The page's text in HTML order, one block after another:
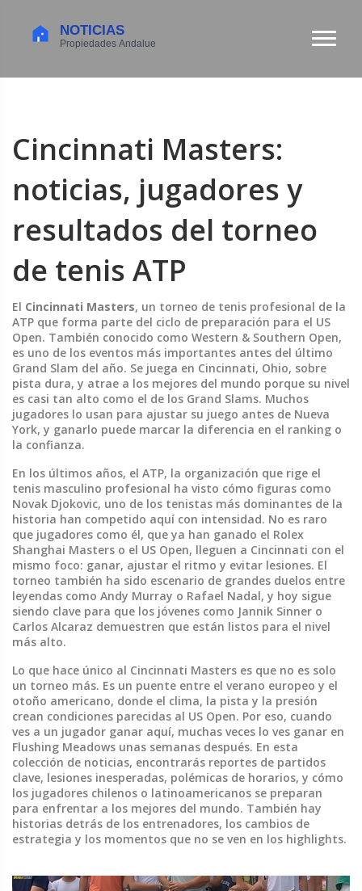
Cincinnati Masters:
noticias, jugadores y
resultados del torneo
de tenis ATP
El Cincinnati Masters, un torneo de tenis profesional de la
ATP que forma parte del ciclo de preparación para el US
Open. También conocido como Western & Southern Open,
es uno de los eventos más importantes antes del último
Grand Slam del año. Se juega en Cincinnati, Ohio, sobre
pista dura, y atrae a los mejores del mundo porque su nivel
es casi tan alto como el de los Grand Slams. Muchos
jugadores lo usan para ajustar su juego antes de Nueva
York, y ganarlo puede marcar la diferencia en el ranking o
la confianza.
En los últimos años, el ATP, la organización que rige el
tenis masculino profesional ha visto cómo figuras como
Novak Djokovic, uno de los tenistas más dominantes de la
historia han competido aquí con intensidad. No es raro
que jugadores como él, que ya han ganado el Rolex
Shanghai Masters o el US Open, lleguen a Cincinnati con el
mismo foco: ganar, ajustar el ritmo y evitar lesiones. El
torneo también ha sido escenario de grandes duelos entre
leyendas como Andy Murray o Rafael Nadal, y hoy sigue
siendo clave para que los jóvenes como Jannik Sinner o
Carlos Alcaraz demuestren que están listos para el nivel
más alto.
Lo que hace único al Cincinnati Masters es que no es solo
un torneo más. Es un puente entre el verano europeo y el
otoño americano, donde el clima, la pista y la presión
crean condiciones parecidas al US Open. Por eso, cuando
ves a un jugador ganar aquí, muchas veces lo ves ganar en
Flushing Meadows unas semanas después. En esta
colección de noticias, encontrarás reportes de partidos
clave, lesiones inesperadas, polémicas de horarios, y cómo
los jugadores chilenos o latinoamericanos se preparan
para enfrentar a los mejores del mundo. También hay
historias detrás de los entrenadores, los cambios de
estrategia y los momentos que no se ven en los highlights.